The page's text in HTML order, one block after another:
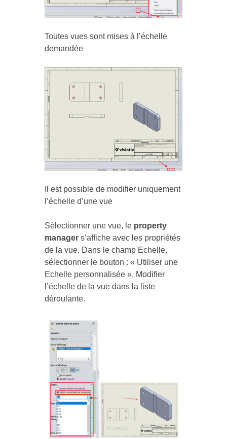
Toutes vues sont mises à l’échelle
demandée
Il est possible de modifier uniquement
l’échelle d’une vue
Sélectionner une vue, le property
manager s’affiche avec les propriétés
de la vue. Dans le champ Echelle,
sélectionner le bouton : « Utiliser une
Echelle personnalisée ». Modifier
l’échelle de la vue dans la liste
déroulante.